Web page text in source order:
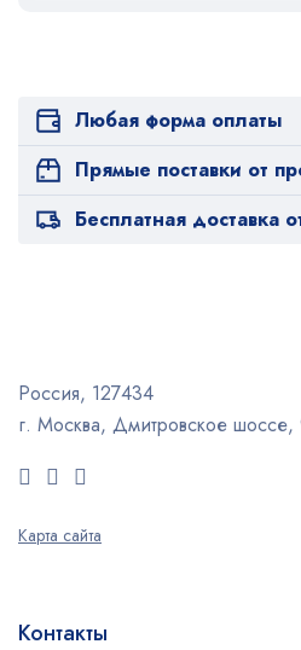
Любая форма оплаты
Прямые поставки от
Бесплатная доставка
Россия, 127434
г. Москва, Дмитровское
Карта сайта
Контакты